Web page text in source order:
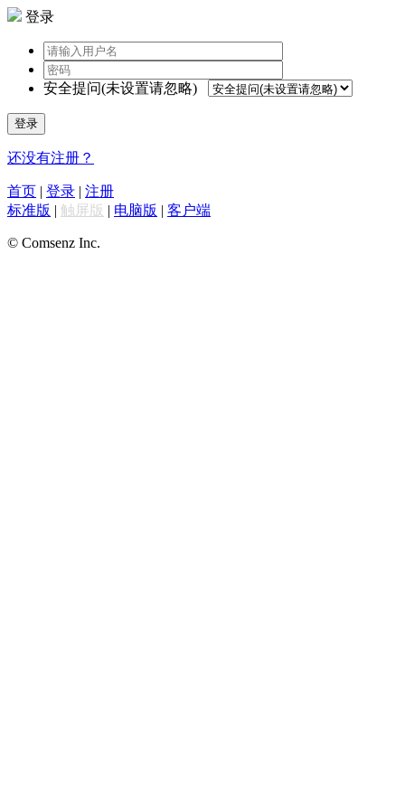
登录
安全提问(未设置请忽略)
登录
还没有注册？
首页 | 登录 | 注册
标准版 | 触屏版 | 电脑版 | 客户端
© Comsenz Inc.